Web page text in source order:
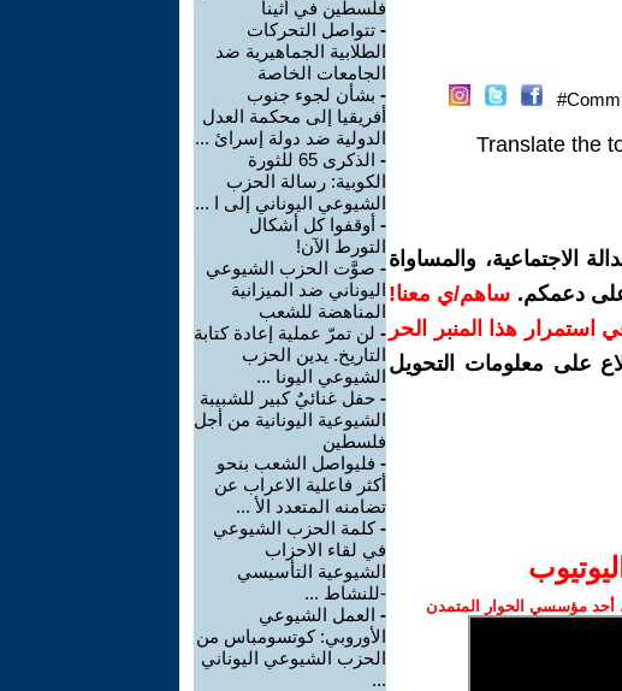
Translate the
الاجتماعية، والمساواة
على دعمكم. ساهم/ي معنا!
في استمرار هذا المنبر الحر
على معلومات التحويل
أحد مؤسسي الحوار المتمدن
فلسطين في أثينا
- تتواصل التحركات
الطلابية الجماهيرية ضد
الجامعات الخاصة
- بشأن لجوء جنوب
أفريقيا إلى محكمة العدل
الدولية ضد دولة إسرائ ...
-
الذكرى 65 للثورة
الكوبية: رسالة الحزب
الشيوعي اليوناني إلى ا ...
- أوقفوا كل أشكال
التورط الآن!
- صوَّت الحزب الشيوعي
اليوناني ضد الميزانية
المناهضة للشعب
- لن تمرّ عملية إعادة كتابة
التاريخ. يدين الحزب
الشيوعي اليونا ...
- حفل غنائيٌ كبير للشبيبة
الشيوعية اليونانية من أجل
فلسطين
- فليواصل الشعب بنحو
أكثر فاعلية الاعراب عن
تضامنه المتعدد الأ ...
-كلمة الحزب الشيوعي
في لقاء الاحزاب
الشيوعية التأسيسي
-للنشاط ...
- العمل الشيوعي
الأوروبي: كوتسومباس من
الحزب الشيوعي اليوناني
...